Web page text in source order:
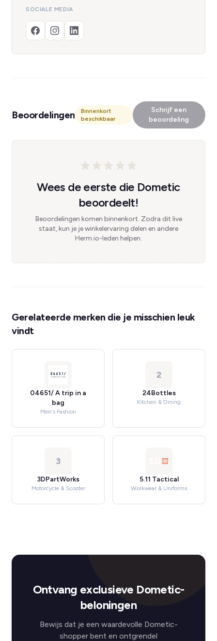
SOCIALE MEDIA
Beoordelingen
Binnenkort
beschikbaar
Schrijf een
beoordeling
Wees de eerste die Dometic
beoordeelt!
Beoordelingen komen binnenkort. Zodra dit live
staat, kun je je winkelervaring delen en andere
Herm.io-leden helpen.
Gerelateerde merken die je misschien leuk
vindt
04651/ A trip in a
bag
Men's Fashion
2
24Bottles
Kitchen & Dining
3
3DPartWorks
Motorcycle & Scooter
5.11 Tactical
Workwear & Uniforms
Ontvang exclusieve Dometic-
beloningen
Bewijs dat je een waardevolle Dometic-
shopper bent en ontgrendel